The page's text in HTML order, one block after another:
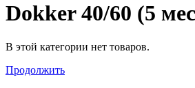
Dokker 40/60 (5
В этой категории нет товаров.
Продолжить